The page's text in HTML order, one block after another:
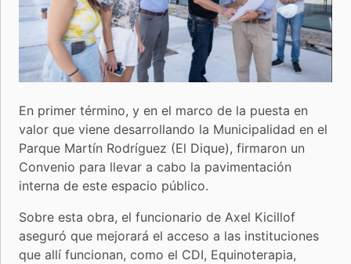
En primer término, y en el marco de la puesta en
valor que viene desarrollando la Municipalidad en el
Parque Martín Rodríguez (El Dique), firmaron un
Convenio para llevar a cabo la pavimentación
interna de este espacio público.
Sobre esta obra, el funcionario de Axel Kicillof
aseguró que mejorará el acceso a las instituciones
que allí funcionan, como el CDI, Equinoterapia,